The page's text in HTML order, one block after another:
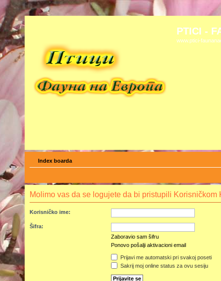
PTICI -
www.ptici-
Index boarda
Molimo vas da se logujete da bi pristupili Korisničkom
Korisničko ime:
Šifra:
Zaboravio sam šifru
Ponovo pošalji aktivacioni email
Prijavi me automatski pri svakoj poseti
Sakrij moj online status za ovu sesiju